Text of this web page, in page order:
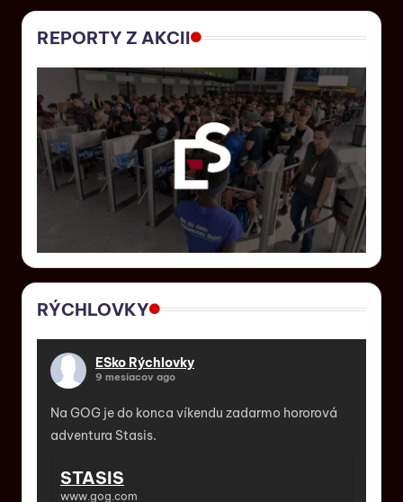
REPORTY Z AKCII
RÝCHLOVKY
ESko Rýchlovky
9 mesiacov ago
Na GOG je do konca víkendu zadarmo hororová
adventura Stasis.
STASIS
www.gog.com